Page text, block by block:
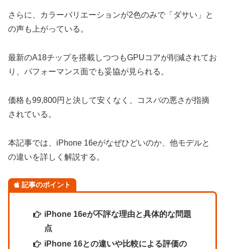
さらに、カラーバリエーションが2色のみで「ダサい」と
の声も上がっている。
最新のA18チップを搭載しつつもGPUコアが削減されてお
り、パフォーマンス面でも妥協が見られる。
価格も99,800円と決して安くなく、コスパの悪さが指摘
されている。
本記事では、iPhone 16eがなぜひどいのか、他モデルと
の違いを詳しく解説する。
記事のポイント
iPhone 16eが不評な理由と具体的な問題
点
iPhone 16との違いや比較による評価の